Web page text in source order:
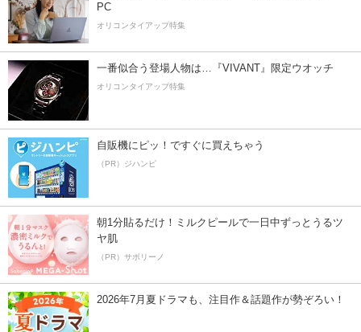
PC
オリコンタイアップ特集
一番似合う登場人物は…『VIVANT』限定ウオッチ
オリコンタイアップ特集
自販機にピッ！ですぐに買えちゃう
（PR）ジハンピ
朝1分貼るだけ！ミルクピールで一日中ずっとうるツ
ヤ肌
（PR）サボリーノ
2026年7月夏ドラマも、注目作＆話題作が勢ぞろい！